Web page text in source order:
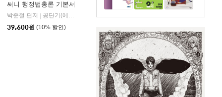
써니 행정법총론 기본서
박준철 편저
공단기(에스티유니타스)
39,600원 (10% 할인)